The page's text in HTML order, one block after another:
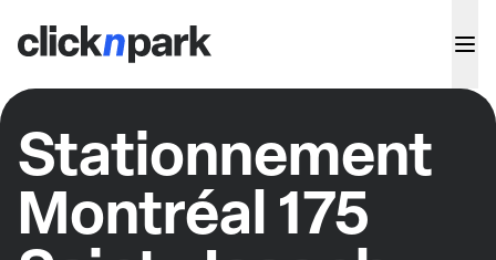
Stationnement
Montréal 175